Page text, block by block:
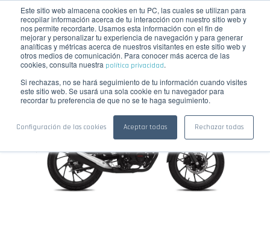
Este sitio web almacena cookies en tu PC, las cuales se utilizan para
recopilar información acerca de tu interacción con nuestro sitio web y
nos permite recordarte. Usamos esta información con el fin de
mejorar y personalizar tu experiencia de navegación y para generar
analíticas y métricas acerca de nuestros visitantes en este sitio web y
otros medios de comunicación. Para conocer más acerca de las
cookies, consulta nuestra política privacidad.
Si rechazas, no se hará seguimiento de tu información cuando visites
este sitio web. Se usará una sola cookie en tu navegador para
recordar tu preferencia de que no se te haga seguimiento.
Configuración de las cookies Aceptar todas Rechazar todas
☰ COTIZAR